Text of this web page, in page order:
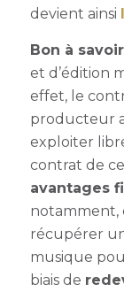
devient ainsi
Bon à savoir
et d’édition
effet, le
producteur
exploiter
contrat de
avantages
notamment,
récupérer
musique
biais de